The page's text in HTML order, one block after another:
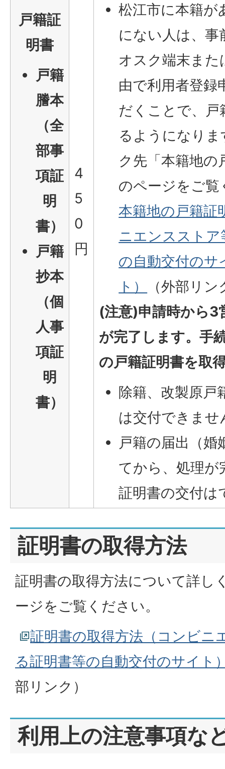
戸籍証
明書
戸籍
謄本
（全
部事
項証
明
書）
戸籍
抄本
（個
人事
項証
明
書）
4
5
0
円
松江市に本籍が
にない人は、
オスク端末ま
由で利用者登録
だくことで、戸
るようになり
ク先「本籍地の
のページをご覧
本籍地の戸籍証
ニエンススト
の自動交付のサ
ト）
（外部リン
(注意)申請時から3
が完了します。手
の戸籍証明書を取
除籍、改製原戸
は交付できませ
戸籍の届出（
てから、処理が
証明書の交付は
証明書の取得方法
証明書の取得方法について詳し
ージをご覧ください。
証明書の取得方法（コンビニ
る証明書等の自動交付のサイト
部リンク）
利用上の注意事項な